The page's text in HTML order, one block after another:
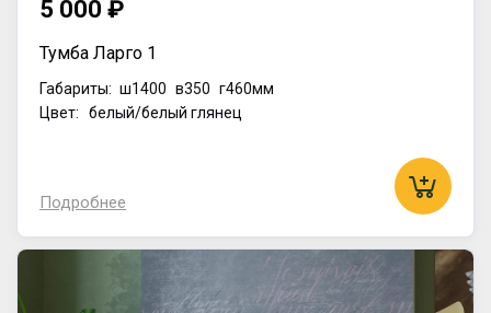
5 000 ₽
Тумба Ларго 1
Габариты: ш1400 в350 г460мм
Цвет: белый/белый глянец
Подробнее